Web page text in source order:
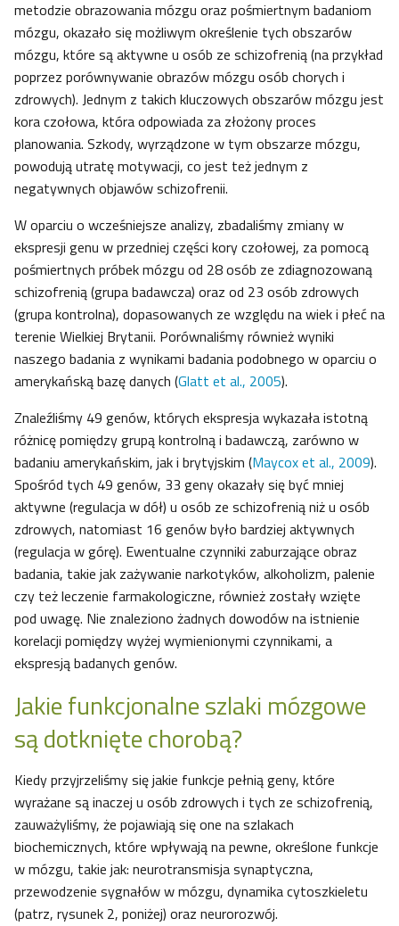
metodzie obrazowania mózgu oraz pośmiertnym badaniom
mózgu, okazało się możliwym określenie tych obszarów
mózgu, które są aktywne u osób ze schizofrenią (na przykład
poprzez porównywanie obrazów mózgu osób chorych i
zdrowych). Jednym z takich kluczowych obszarów mózgu jest
kora czołowa, która odpowiada za złożony proces
planowania. Szkody, wyrządzone w tym obszarze mózgu,
powodują utratę motywacji, co jest też jednym z
negatywnych objawów schizofrenii.
W oparciu o wcześniejsze analizy, zbadaliśmy zmiany w
ekspresji genu w przedniej części kory czołowej, za pomocą
pośmiertnych próbek mózgu od 28 osób ze zdiagnozowaną
schizofrenią (grupa badawcza) oraz od 23 osób zdrowych
(grupa kontrolna), dopasowanych ze względu na wiek i płeć na
terenie Wielkiej Brytanii. Porównaliśmy również wyniki
naszego badania z wynikami badania podobnego w oparciu o
amerykańską bazę danych (Glatt et al., 2005).
Znaleźliśmy 49 genów, których ekspresja wykazała istotną
różnicę pomiędzy grupą kontrolną i badawczą, zarówno w
badaniu amerykańskim, jak i brytyjskim (Maycox et al., 2009).
Spośród tych 49 genów, 33 geny okazały się być mniej
aktywne (regulacja w dół) u osób ze schizofrenią niż u osób
zdrowych, natomiast 16 genów było bardziej aktywnych
(regulacja w górę). Ewentualne czynniki zaburzające obraz
badania, takie jak zażywanie narkotyków, alkoholizm, palenie
czy też leczenie farmakologiczne, również zostały wzięte
pod uwagę. Nie znaleziono żadnych dowodów na istnienie
korelacji pomiędzy wyżej wymienionymi czynnikami, a
ekspresją badanych genów.
Jakie funkcjonalne szlaki mózgowe
są dotknięte chorobą?
Kiedy przyjrzeliśmy się jakie funkcje pełnią geny, które
wyrażane są inaczej u osób zdrowych i tych ze schizofrenią,
zauważyliśmy, że pojawiają się one na szlakach
biochemicznych, które wpływają na pewne, określone funkcje
w mózgu, takie jak: neurotransmisja synaptyczna,
przewodzenie sygnałów w mózgu, dynamika cytoszkieletu
(patrz, rysunek 2, poniżej) oraz neurorozwój.